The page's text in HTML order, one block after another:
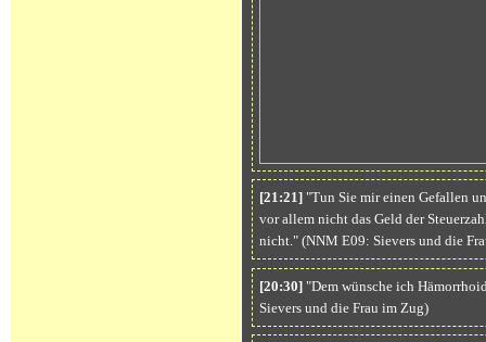
[21:21]"Tun Sie mir einen Gefallen
vor allem nicht das Geld der
nicht." (NNM E09: Sievers und die
[20:30]"Dem wünsche ich
Sievers und die Frau im Zug)